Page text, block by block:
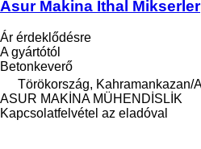
Asur Makina İthal Mikserler
Ár érdeklődésre
A gyártótól
Betonkeverő
Törökország, Kahramankazan/
ASUR MAKİNA MÜHENDİSLİK
Kapcsolatfelvétel az eladóval